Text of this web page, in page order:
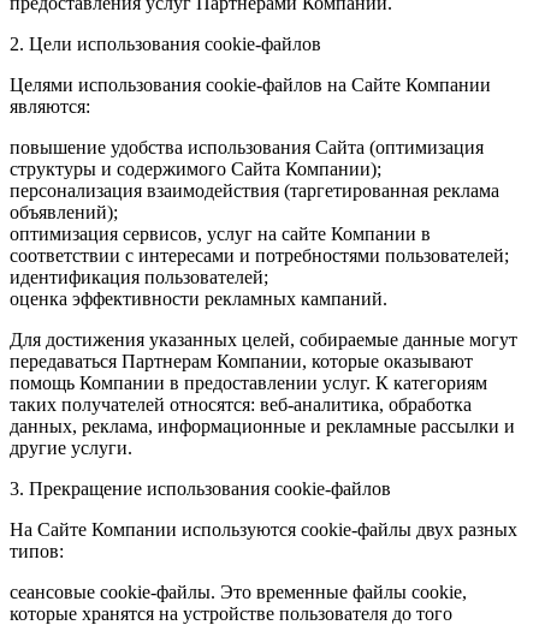
2. Цели использования cookie-файлов
Целями использования cookie-файлов на Сайте Компании
являются:
повышение удобства использования Сайта (оптимизация
структуры и содержимого Сайта Компании);
персонализация взаимодействия (таргетированная реклама
объявлений);
оптимизация сервисов, услуг на сайте Компании в
соответствии с интересами и потребностями пользователей;
идентификация пользователей;
оценка эффективности рекламных кампаний.
Для достижения указанных целей, собираемые данные могут
передаваться Партнерам Компании, которые оказывают
помощь Компании в предоставлении услуг. К категориям
таких получателей относятся: веб-аналитика, обработка
данных, реклама, информационные и рекламные рассылки и
другие услуги.
3. Прекращение использования cookie-файлов
На Сайте Компании используются cookie-файлы двух разных
типов:
сеансовые cookie-файлы. Это временные файлы cookie,
которые хранятся на устройстве пользователя до того